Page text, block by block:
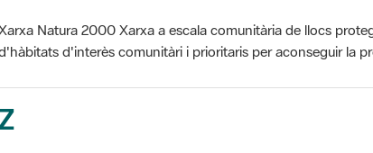
Natura 2000 Xarxa a escala comunitària de llocs
d'interès comunitàri i prioritaris per aconseguir la